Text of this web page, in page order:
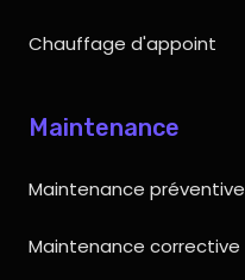
Chauffage d'appoint
Maintenance
Maintenance préventive
Maintenance corrective